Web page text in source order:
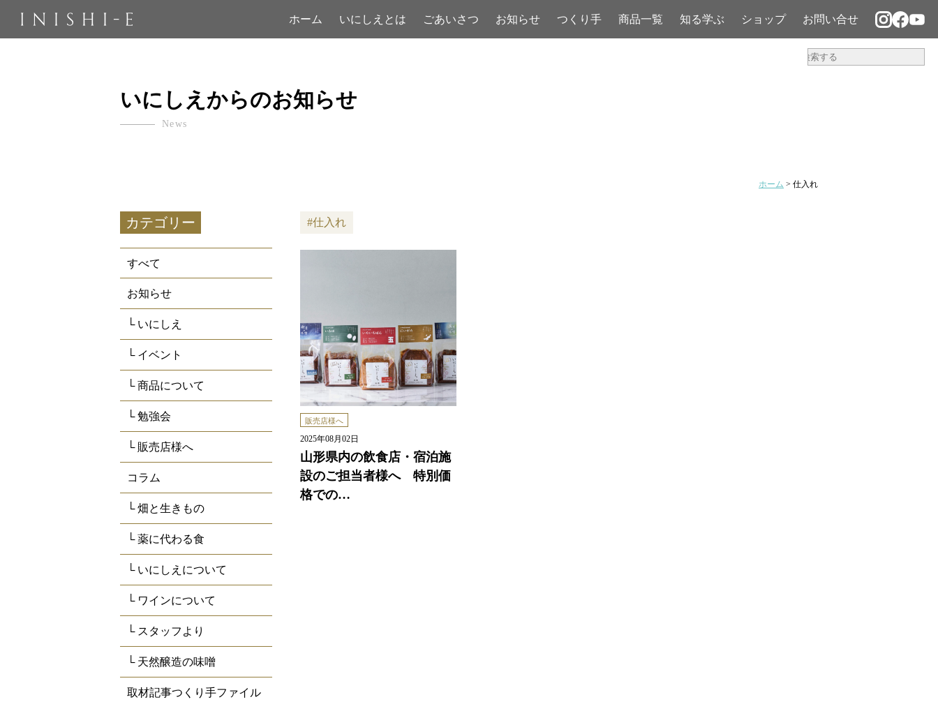
ホーム いにしえとは ごあいさつ お知らせ つくり手 商品一覧 知る学ぶ ショップ お問い合せ
いにしえからのお知らせ
News
ホーム > 仕入れ
カテゴリー
すべて
お知らせ
└ いにしえ
└ イベント
└ 商品について
└ 勉強会
└ 販売店様へ
コラム
└ 畑と生きもの
└ 薬に代わる食
└ いにしえについて
└ ワインについて
└ スタッフより
└ 天然醸造の味噌
取材記事つくり手ファイル
#仕入れ
販売店様へ
2025年08月02日
山形県内の飲食店・宿泊施
設のご担当者様へ 特別価
格での…